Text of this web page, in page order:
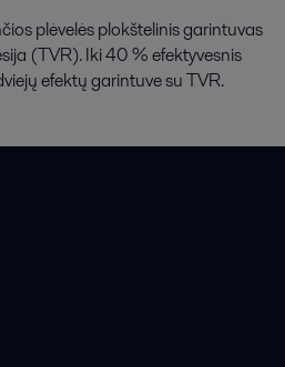
plėvelės plokštelinis garintuvas
(TVR). Iki 40 % efektyvesnis
efektų garintuve su TVR.